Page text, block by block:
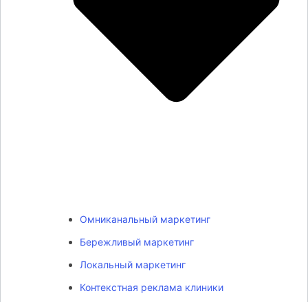
Омниканальный маркетинг
Бережливый маркетинг
Локальный маркетинг
Контекстная реклама клиники